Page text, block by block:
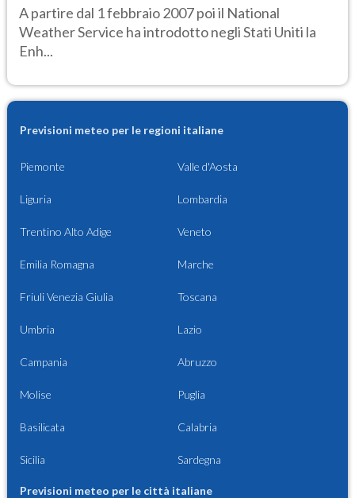
A partire dal 1 febbraio 2007 poi il National
Weather Service ha introdotto negli Stati Uniti la
Enh...
Previsioni meteo per le regioni italiane
Piemonte Valle d'Aosta
Liguria Lombardia
Trentino Alto Adige Veneto
Emilia Romagna Marche
Friuli Venezia Giulia Toscana
Umbria Lazio
Campania Abruzzo
Molise Puglia
Basilicata Calabria
Sicilia Sardegna
Previsioni meteo per le città italiane